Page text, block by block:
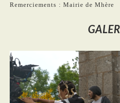
Remerciements : Mairie de Mhère